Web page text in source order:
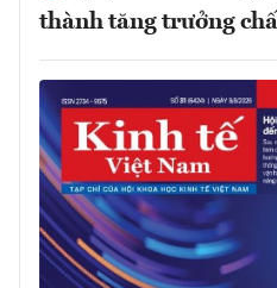
thành tăng trưởng